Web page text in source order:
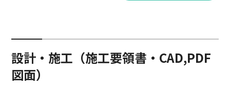
設計・施工（施工要領書・CAD,PDF
図面）